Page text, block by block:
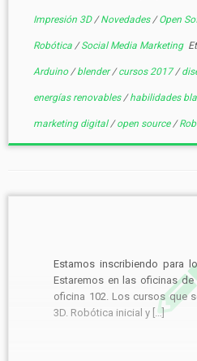
Impresión 3D /Novedades /Open
Robótica /Social Media Marketing
Arduino /blender/cursos 2017/
energías renovables /habilidades
marketing digital/open source /
Estamos inscribiendo para
Estaremos en las oficinas de
oficina 102. Los cursos que
3D. Robótica inicial y […]